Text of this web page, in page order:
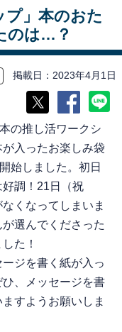
プ」本のおた
のは…？
掲載日 2023年4月1日
の推し活ワークシ
入ったお楽しみ袋
始しました。初日
調！21日（祝
くなってしまいま
選んでくださった
た！
ジを書く紙が入っ
、メッセージを書
すようお願いしま